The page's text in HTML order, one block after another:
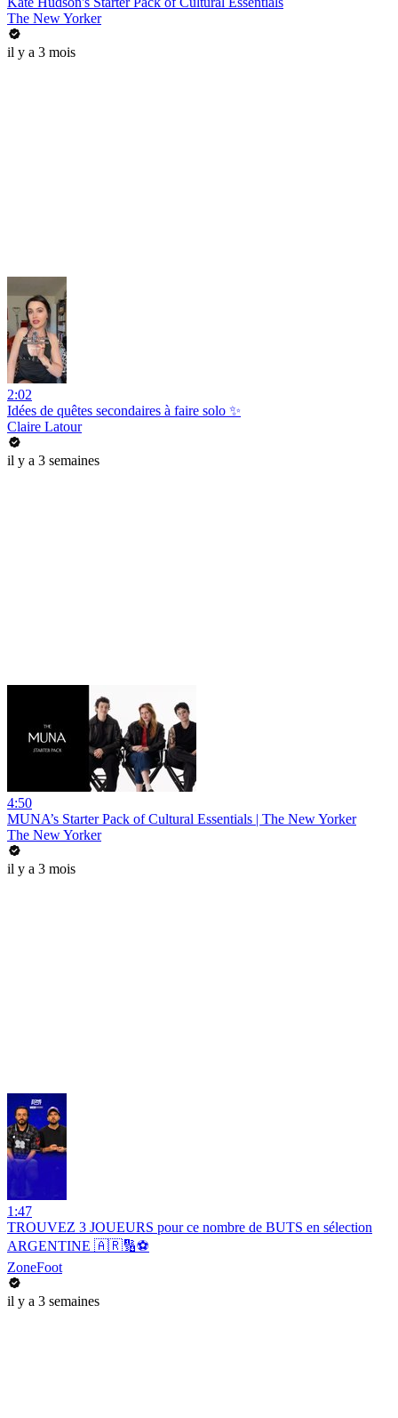
The New Yorker
il y a 3 mois
2:02
Idées de quêtes secondaires à faire solo ✨
Claire Latour
il y a 3 semaines
4:50
MUNA’s Starter Pack of Cultural Essentials | The New Yorker
The New Yorker
il y a 3 mois
1:47
TROUVEZ 3 JOUEURS pour ce nombre de BUTS en sélection
ARGENTINE 🇦🇷🔢⚽️
ZoneFoot
il y a 3 semaines